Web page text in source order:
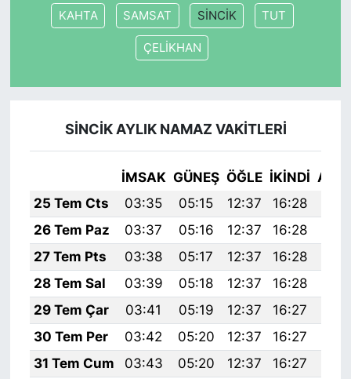
KAHTA SAMSAT SİNCİK TUT
ÇELİKHAN
SİNCİK AYLIK NAMAZ VAKITLERI
İMSAK GÜNEŞ ÖĞLE İKINDI
25 Tem Cts
03:35 05:15 12:37 16:28
26 Tem Paz
03:37 05:16 12:37 16:28
27 Tem Pts
03:38 05:17 12:37 16:28
28 Tem Sal
03:39 05:18 12:37 16:28
29 Tem Çar
03:41 05:19 12:37 16:27
30 Tem Per
03:42 05:20 12:37 16:27
31 Tem Cum
03:43 05:20 12:37 16:27